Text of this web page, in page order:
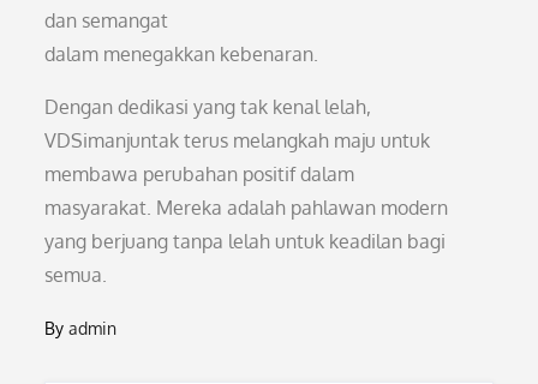
dan semangat
dalam menegakkan kebenaran.
Dengan dedikasi yang tak kenal lelah,
VDSimanjuntak terus melangkah maju untuk
membawa perubahan positif dalam
masyarakat. Mereka adalah pahlawan modern
yang berjuang tanpa lelah untuk keadilan bagi
semua.
Byadmin